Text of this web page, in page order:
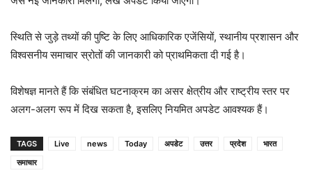
स्थिति से जुड़े तथ्यों की पुष्टि के लिए आधिकारिक एजेंसियों, स्थानीय प्रशासन और
विश्वसनीय समाचार स्रोतों की जानकारी को प्राथमिकता दी गई है।
विशेषज्ञ मानते हैं कि संबंधित घटनाक्रम का असर क्षेत्रीय और राष्ट्रीय स्तर पर
अलग-अलग रूप में दिख सकता है, इसलिए नियमित अपडेट आवश्यक हैं।
TAGS Live news Today अपडेट उत्तर प्रदेश
भारत
समाचार